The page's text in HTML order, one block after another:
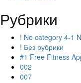
Рубрики
! No category 4-1
! Без рубрики
#1 Free Fitness
002
007